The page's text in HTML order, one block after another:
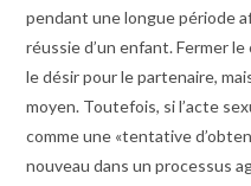
pendant une longue période
réussie d’un enfant. Fermer
le désir pour le partenaire,
moyen. Toutefois, si l’acte
comme une «tentative
nouveau dans un processus